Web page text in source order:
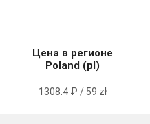
Цена в регионе
Poland (pl)
1308.4 ₽ / 59 zł